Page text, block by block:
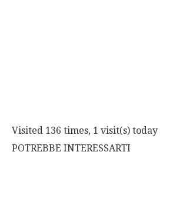
Visited 136 times, 1 visit(s) today
POTREBBE INTERESSARTI